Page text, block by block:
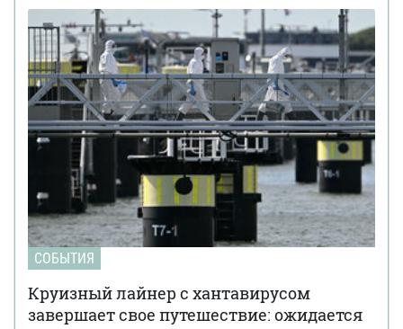
СОБЫТИЯ
Круизный лайнер с хантавирусом
завершает свое путешествие: ожидается